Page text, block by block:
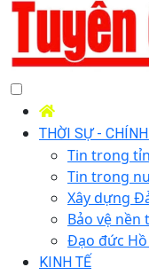
THỜI SỰ -
Tin trong
Tin trong
Xây dựng
Bảo vệ
Đạo đức
KINH TẾ